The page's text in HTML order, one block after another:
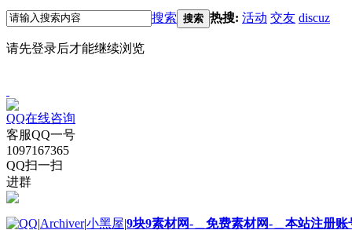
搜索 搜索 热搜: 活动 交友 discuz
请先登录后才能继续浏览
QQ在线咨询
客服QQ一号
1097167365
QQ扫一扫
进群
|Archiver|小黑屋|9块9素材网-＿免费素材网-＿本站注册账